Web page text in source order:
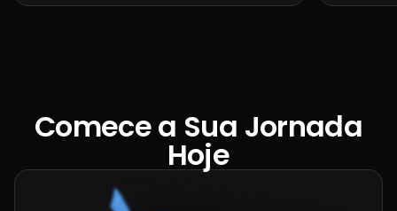
Comece a Sua Jornada
Hoje